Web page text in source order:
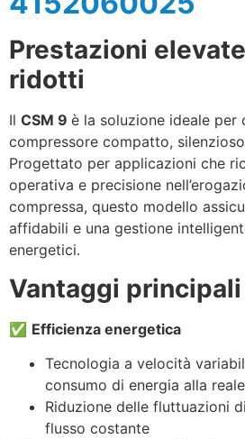
Prestazioni
ridotti
Il CSM 9 è la soluzione ideale per
compressore compatto,
Progettato per applicazioni che
operativa e precisione
compressa, questo modello
affidabili e una gestione
energetici.
Vantaggi principali
✅ Efficienza energetica
Tecnologia a velocità
consumo di energia alla
Riduzione delle fluttuazioni
flusso costante